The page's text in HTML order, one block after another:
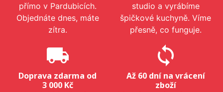
přímo v Pardubicích.
Objednáte dnes, máte
zítra.
studio a vyrábíme
špičkové kuchyně. Víme
přesně, co funguje.
local_shipping
Doprava zdarma od
3 000 Kč
sync
Až 60 dní na vrácení
zboží